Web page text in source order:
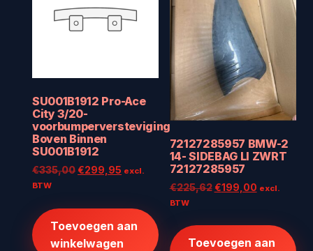
SU001B1912 Pro-Ace
City 3/20-
voorbumperversteviging
Boven Binnen
SU001B1912
€335,00Oorspronkelijke
€299,95 Huidige
€299,95.
excl.
BTW
Toevoegen aan
winkelwagen
72127285957 BMW-2
14- SIDEBAG LI ZWRT
72127285957
€225,62 Oorspronkelijke
€199,00Huidige
€199,00.
excl.
BTW
Toevoegen aan